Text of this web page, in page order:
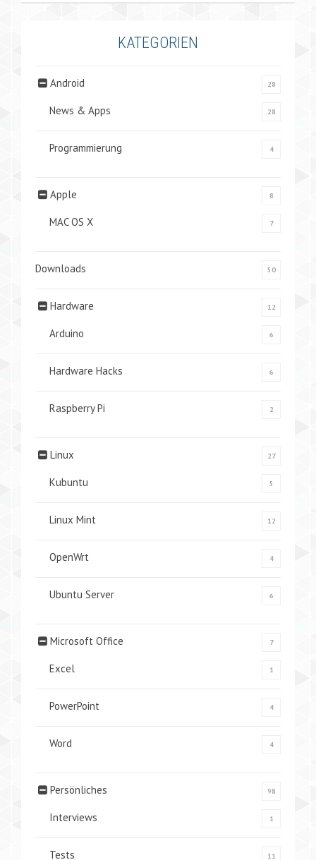
KATEGORIEN
Android 28
News & Apps 28
Programmierung 4
Apple 8
MAC OS X 7
Downloads 50
Hardware 12
Arduino 6
Hardware Hacks 6
Raspberry Pi 2
Linux 27
Kubuntu 5
Linux Mint 12
OpenWrt 4
Ubuntu Server 6
Microsoft Office 7
Excel 1
PowerPoint 4
Word 4
Persönliches 98
Interviews 1
Tests 11